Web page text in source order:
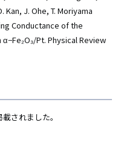
Kan, J. Ohe, T. Moriyama
Conductance of the
Pt. Physical Review
されました。